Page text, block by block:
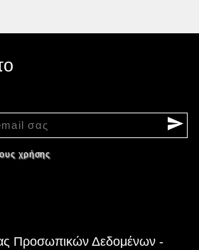
χρήσης
Προσωπικών Δεδομένων -